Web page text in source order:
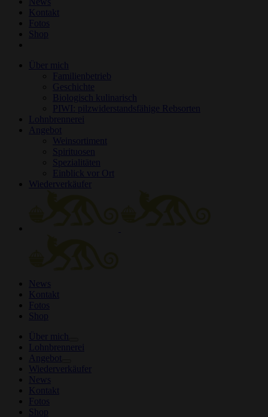
Kontakt
Fotos
Shop
Über mich
Familienbetrieb
Geschichte
Biologisch kulinarisch
PIWI: pilzwiderstandsfähige Rebsorten
Lohnbrennerei
Angebot
Weinsortiment
Spirituosen
Spezialitäten
Einblick vor Ort
Wiederverkäufer
News
Kontakt
Fotos
Shop
Über mich
Lohnbrennerei
Angebot
Wiederverkäufer
News
Kontakt
Fotos
Shop